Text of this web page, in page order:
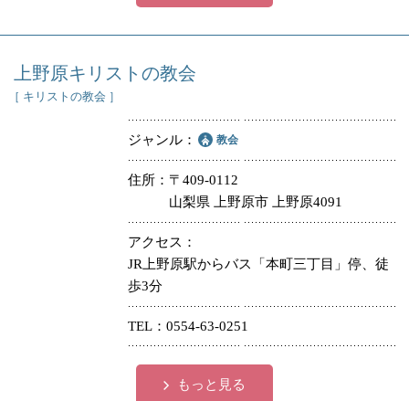
上野原キリストの教会
［ キリストの教会 ］
ジャンル 教会
住所
〒409-0112
山梨県 上野原市 上野原4091
アクセス
JR上野原駅からバス「本町三丁目」停、徒
歩3分
TEL 0554-63-0251
もっと見る